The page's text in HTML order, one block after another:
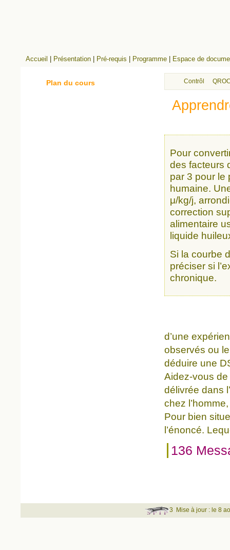
Accueil Présentation Pré-requis Programme Espace de
Contrôle continu
Pour
des facteurs
par 3 pour le
humaine.
μ/kg/j,
correction
alimentaire
liquide
Si la courbe
préciser si
chronique.
d’une
observés ou
déduire une
Aidez-vous
délivrée dans
chez
Pour bien
l’énoncé.
136
Plan du cours
3 Mise à jour : le 8